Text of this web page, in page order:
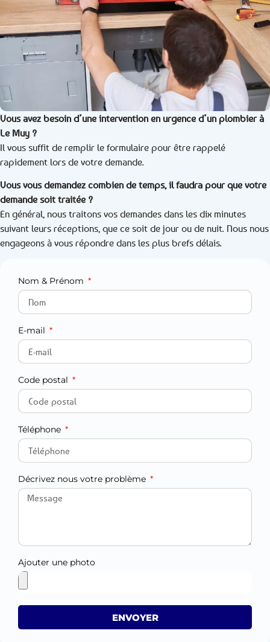
Vous avez besoin d’une intervention en urgence d’un plombier à
Le Muy ?
Il vous suffit de remplir le formulaire pour être rappelé
rapidement lors de votre demande.
Vous vous demandez combien de temps, il faudra pour que votre
demande soit traitée ?
En général, nous traitons vos demandes dans les dix minutes
suivant leurs réceptions, que ce soit de jour ou de nuit. Nous nous
engageons à vous répondre dans les plus brefs délais.
Nom & Prénom
E-mail
Code postal
Téléphone
Décrivez nous votre problème
Ajouter une photo
ENVOYER